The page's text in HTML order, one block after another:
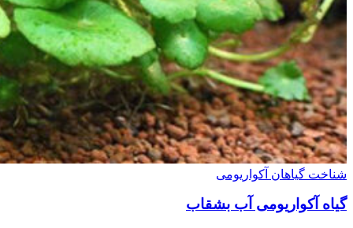
شناخت گیاهان آکواریومی
گیاه آکواریومی آب بشقاب